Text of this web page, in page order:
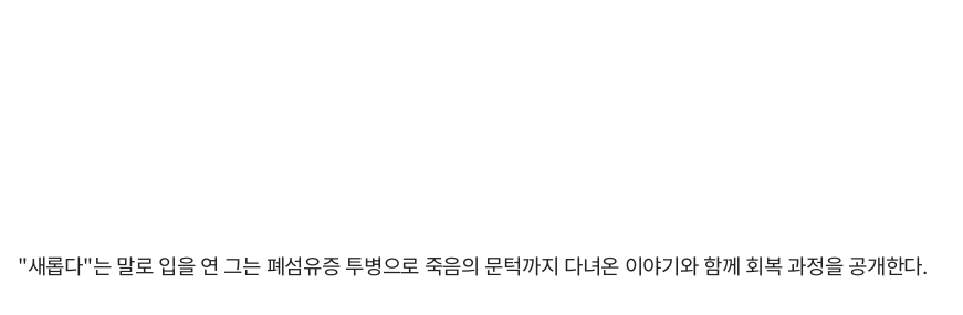
"새롭다"는 말로 입을 연 그는 폐섬유증 투병으로 죽음의 문턱까지 다녀온 이야기와 함께 회복 과정을 공개한다.